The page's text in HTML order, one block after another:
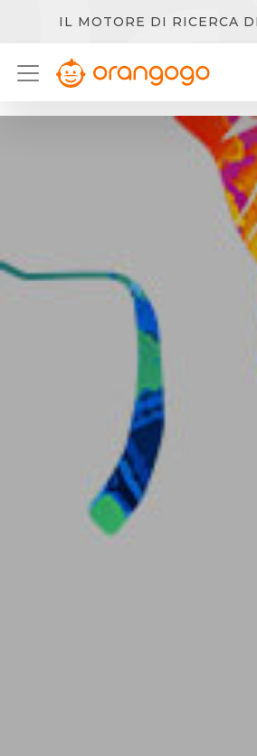
IL MOTORE DI RICERCA